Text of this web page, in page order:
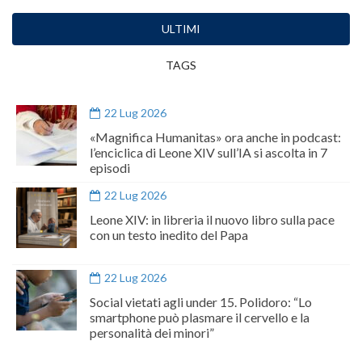
ULTIMI
TAGS
22 Lug 2026
«Magnifica Humanitas» ora anche in podcast:
l’enciclica di Leone XIV sull’IA si ascolta in 7
episodi
22 Lug 2026
Leone XIV: in libreria il nuovo libro sulla pace
con un testo inedito del Papa
22 Lug 2026
Social vietati agli under 15. Polidoro: “Lo
smartphone può plasmare il cervello e la
personalità dei minori”